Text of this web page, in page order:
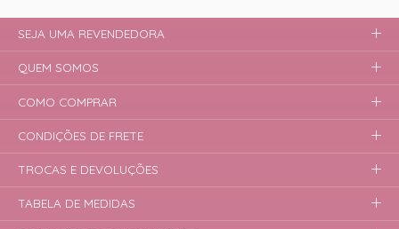
SEJA UMA REVENDEDORA
QUEM SOMOS
COMO COMPRAR
CONDIÇÕES DE FRETE
TROCAS E DEVOLUÇÕES
TABELA DE MEDIDAS